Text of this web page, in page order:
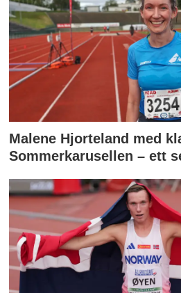
Malene Hjorteland med
Sommerkarusellen – ett